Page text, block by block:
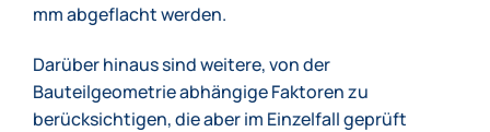
mm abgeflacht werden.
Darüber hinaus sind weitere, von der
Bauteilgeometrie abhängige Faktoren zu
berücksichtigen, die aber im Einzelfall geprüft